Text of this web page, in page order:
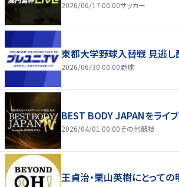
2026/06/17 00:00サッカー
東都大学野球入替戦 見逃し
2026/06/30 00:00野球
BEST BODY JAPANをライブ
2026/04/01 00:00その他競技
王貞治・栗山英樹にとって